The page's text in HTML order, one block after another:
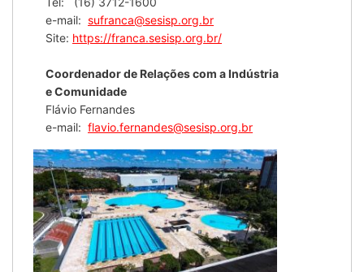
e-mail: sufranca@sesisp.org.br
Site: https://franca.sesisp.org.br/
Coordenador de Relações com a Indústria
e Comunidade
Flávio Fernandes
e-mail: flavio.fernandes@sesisp.org.br